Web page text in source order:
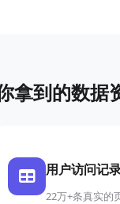
拿到的数据
用户访问记
22万+条真实的